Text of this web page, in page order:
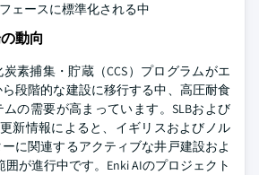
ェースに標準化される中
動向
素捕集・貯蔵（CCS）プログラムがエ
段階的な建設に移行する中、高圧耐食
の需要が高まっています。SLBおよび
更新情報によると、イギリスおよびノル
に関連するアクティブな井戸建設およ
が進行中です。Enki AIのプロジェクト